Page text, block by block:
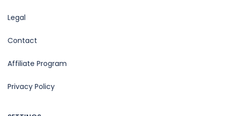
Legal
Contact
Affiliate Program
Privacy Policy